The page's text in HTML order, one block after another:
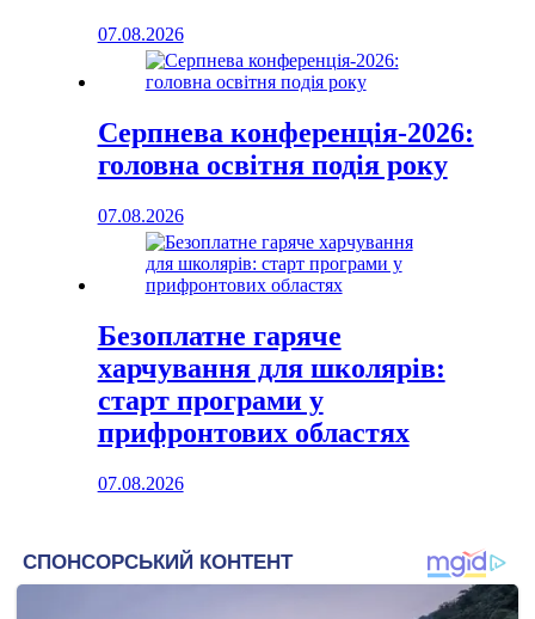
07.08.2026
Серпнева конференція-2026:
головна освітня подія року
07.08.2026
Безоплатне гаряче
харчування для школярів:
старт програми у
прифронтових областях
07.08.2026